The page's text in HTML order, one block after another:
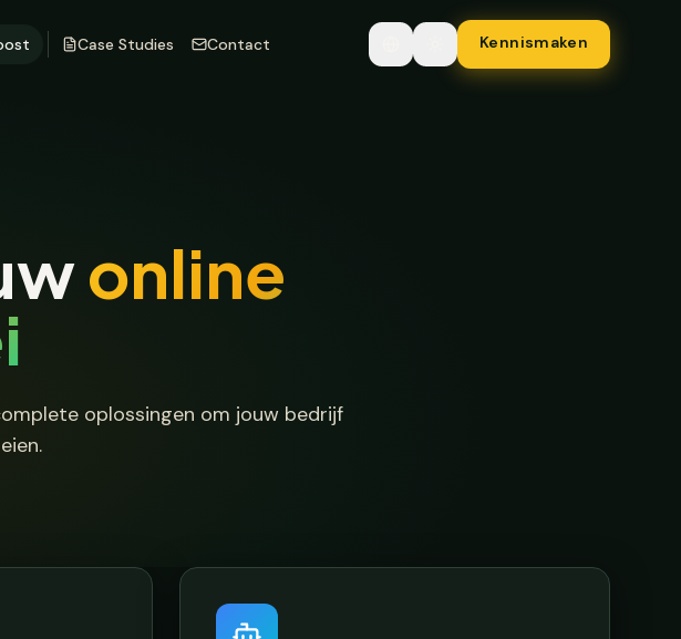
Case Studies Contact Kennismaken
online
oplossingen om jouw bedrijf